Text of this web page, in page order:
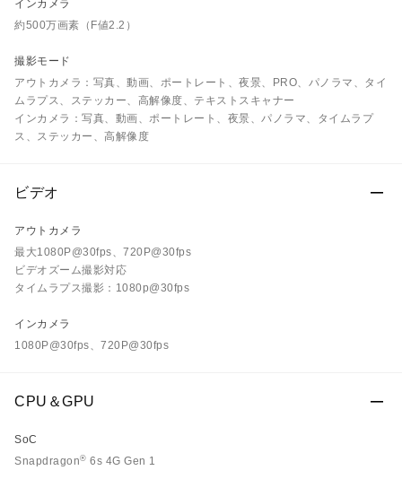
インカメラ
約500万画素（F値2.2）
撮影モード
アウトカメラ：写真、動画、ポートレート、夜景、PRO、パノラマ、タイ
ムラプス、ステッカー、高解像度、テキストスキャナー
インカメラ：写真、動画、ポートレート、夜景、パノラマ、タイムラプ
ス、ステッカー、高解像度
ビデオ
アウトカメラ
最大1080P@30fps、720P@30fps
ビデオズーム撮影対応
タイムラプス撮影：1080p@30fps
インカメラ
1080P@30fps、720P@30fps
CPU＆GPU
SoC
Snapdragon® 6s 4G Gen 1